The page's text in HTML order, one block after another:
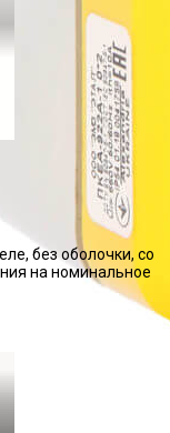
без оболочки, со
на номинальное